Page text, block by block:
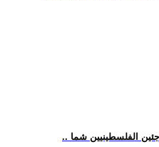
الفلسطينيين شما